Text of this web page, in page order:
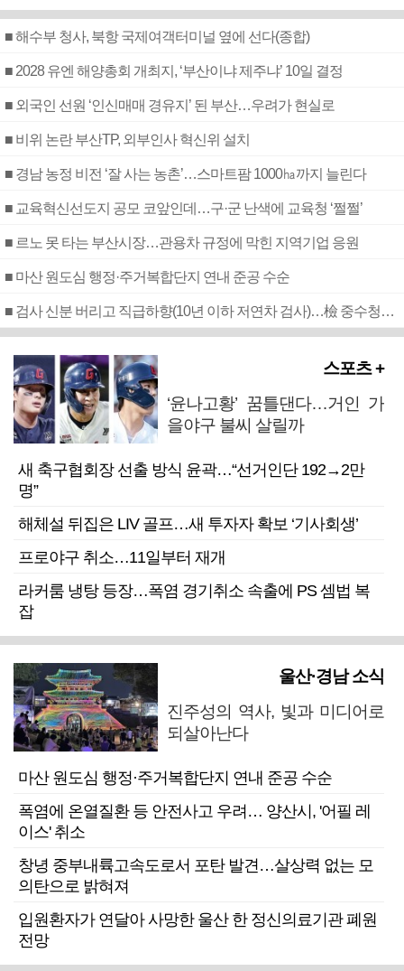
■ 해수부 청사, 북항 국제여객터미널 옆에 선다(종합)
■ 2028 유엔 해양총회 개최지, ‘부산이냐 제주냐’ 10일 결정
■ 외국인 선원 ‘인신매매 경유지’ 된 부산…우려가 현실로
■ 비위 논란 부산TP, 외부인사 혁신위 설치
■ 경남 농정 비전 ‘잘 사는 농촌’…스마트팜 1000㏊까지 늘린다
■ 교육혁신선도지 공모 코앞인데…구·군 난색에 교육청 ‘쩔쩔’
■ 르노 못 타는 부산시장…관용차 규정에 막힌 지역기업 응원
■ 마산 원도심 행정·주거복합단지 연내 준공 수순
■ 검사 신분 버리고 직급하향(10년 이하 저연차 검사)…檢 중수청행 기피
스포츠 +
‘윤나고황’ 꿈틀댄다…거인 가
을야구 불씨 살릴까
새 축구협회장 선출 방식 윤곽…“선거인단 192→2만
명”
해체설 뒤집은 LIV 골프…새 투자자 확보 ‘기사회생’
프로야구 취소…11일부터 재개
라커룸 냉탕 등장…폭염 경기취소 속출에 PS 셈법 복
잡
울산·경남 소식
진주성의 역사, 빛과 미디어로
되살아난다
마산 원도심 행정·주거복합단지 연내 준공 수순
폭염에 온열질환 등 안전사고 우려… 양산시, '어필 레
이스' 취소
창녕 중부내륙고속도로서 포탄 발견…살상력 없는 모
의탄으로 밝혀져
입원환자가 연달아 사망한 울산 한 정신의료기관 폐원
전망